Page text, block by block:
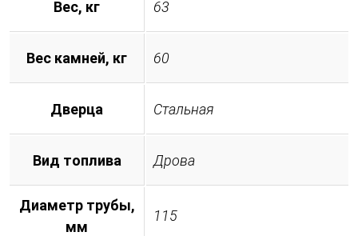
Вес, кг 63
Вес камней, кг 60
Дверца Стальная
Вид топлива Дрова
Диаметр трубы,
мм
115